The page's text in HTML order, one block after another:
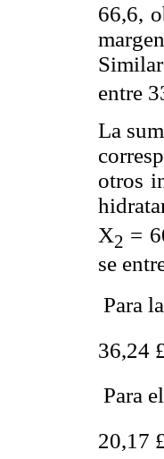
66,6,
entre
La
otros
X2 =
se
 Para
36,24
 Para
20,17